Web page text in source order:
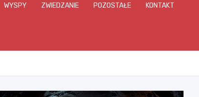
WYSPY ZWIEDZANIE POZOSTAŁE KONTAKT